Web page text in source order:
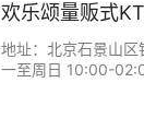
欢乐颂量贩式
地址：北京石景山
一至周日 10:00-